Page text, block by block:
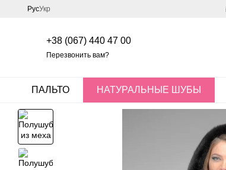
Перейти к основному контенту
РусУкр
+38 (067) 440 47 00
Перезвонить вам?
ПАЛЬТО НАТУРАЛЬНЫЕ ШУБЫ